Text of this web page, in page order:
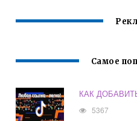
Самое
КАК
5367